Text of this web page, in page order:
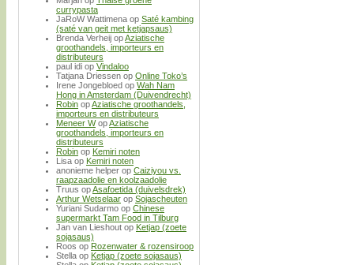
currypasta
JaRoW Wattimena op Saté kambing
(saté van geit met ketjapsaus)
Brenda Verheij opAziatische
groothandels, importeurs en
distributeurs
paul idi op Vindaloo
Tatjana Driessen op Online Toko’s
Irene Jongebloed op Wah Nam
Hong in Amsterdam (Duivendrecht)
Robin opAziatische groothandels,
importeurs en distributeurs
Meneer WopAziatische
groothandels, importeurs en
distributeurs
Robin op Kemiri noten
Lisa op Kemiri noten
anonieme helper op Caiziyou vs.
raapzaadolie en koolzaadolie
Truus opAsafoetida (duivelsdrek)
Arthur Wetselaar op Sojascheuten
Yuriani Sudarmo op Chinese
supermarkt Tam Food in Tilburg
Jan van Lieshout op Ketjap (zoete
sojasaus)
Roos op Rozenwater & rozensiroop
Stella op Ketjap (zoete sojasaus)